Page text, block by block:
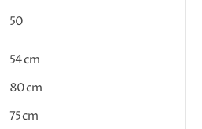
50
54 cm
80 cm
75 cm